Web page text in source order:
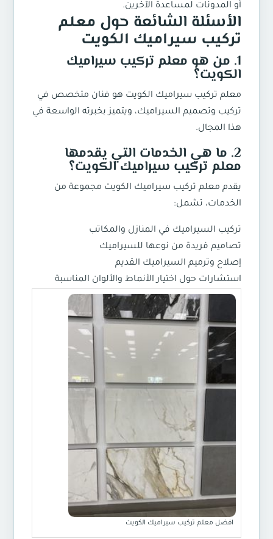
أو المدونات لمساعدة الآخرين.
الأسئلة الشائعة حول معلم
تركيب سيراميك الكويت
1. من هو معلم تركيب سيراميك
الكويت؟
معلم تركيب سيراميك الكويت هو فنان متخصص في
تركيب وتصميم السيراميك، ويتميز بخبرته الواسعة في
هذا المجال.
2. ما هي الخدمات التي يقدمها
معلم تركيب سيراميك الكويت؟
يقدم معلم تركيب سيراميك الكويت مجموعة من
الخدمات، تشمل:
تركيب السيراميك في المنازل والمكاتب
تصاميم فريدة من نوعها للسيراميك
إصلاح وترميم السيراميك القديم
استشارات حول اختيار الأنماط والألوان المناسبة
افضل معلم تركيب سيراميك الكويت